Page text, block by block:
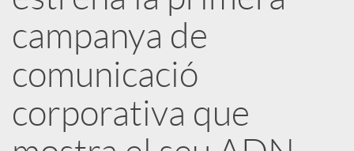
l
i
c
campanya de
comunicació
corporativa que